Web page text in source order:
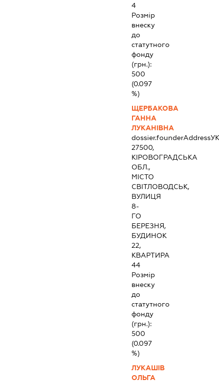
4
Розмір
внеску
до
статутного
фонду
(грн.):
500
(0.097
%)
ЩЕРБАКОВА
ГАННА
ЛУКАНІВНА
dossier.founderAddress
27500,
КІРОВОГРАДСЬКА
ОБЛ.,
МІСТО
СВІТЛОВОДСЬК,
ВУЛИЦЯ
8-
ГО
БЕРЕЗНЯ,
БУДИНОК
22,
КВАРТИРА
44
Розмір
внеску
до
статутного
фонду
(грн.):
500
(0.097
%)
ЛУКАШІВ
ОЛЬГА